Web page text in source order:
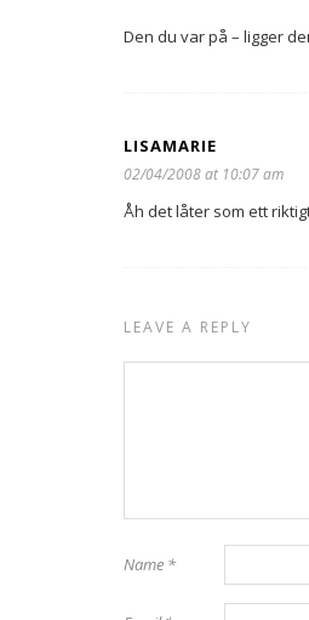
Den du var på – ligger
LISAMARIE
02/04/2008 at 10:07 am
Åh det låter som ett
LEAVE A REPLY
Name *